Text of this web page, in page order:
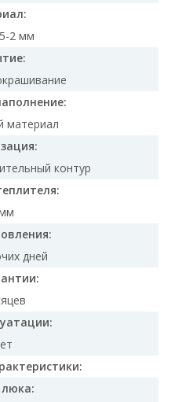
2 мм
материал
контур
дней